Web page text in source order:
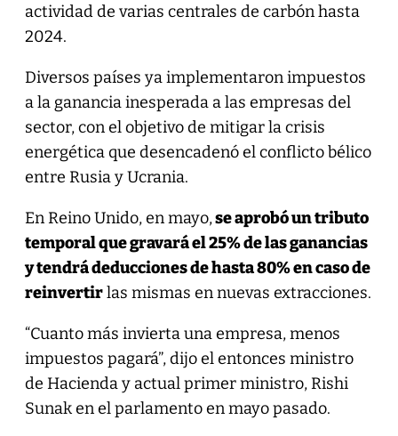
actividad de varias centrales de carbón hasta
2024.
Diversos países ya implementaron impuestos
a la ganancia inesperada a las empresas del
sector, con el objetivo de mitigar la crisis
energética que desencadenó el conflicto bélico
entre Rusia y Ucrania.
En Reino Unido, en mayo,se aprobó un tributo
temporal que gravará el 25% de las ganancias
y tendrá deducciones de hasta 80% en caso de
reinvertirlas mismas en nuevas extracciones.
“Cuanto más invierta una empresa, menos
impuestos pagará”, dijo el entonces ministro
de Hacienda y actual primer ministro, Rishi
Sunak en el parlamento en mayo pasado.